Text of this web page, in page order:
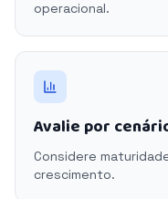
operacional.
Avalie por
Considere
crescimento.